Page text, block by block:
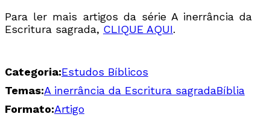
Para ler mais artigos da série A inerrância da
Escritura sagrada, CLIQUE AQUI.
Categoria:Estudos Bíblicos
Temas:A inerrância da Escritura sagradaBíblia
Formato:Artigo